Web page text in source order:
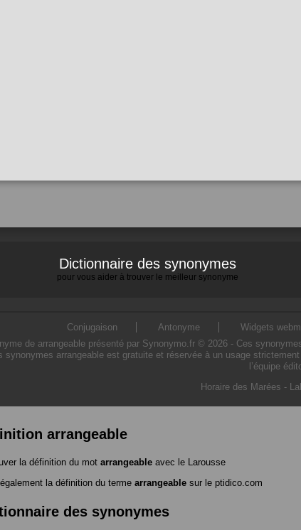
Dictionnaire des synonymes
pour vous aider à trouver le meilleur synonyme
Conjugaison Antonyme Widgets
de arrangeable présenté par Synonymo.fr © 2026 - Ces
synonymes arrangeable est gratuite et réservée à un usage
l’équipe
Horaire des Marées -
arrangeable
la définition du mot arrangeable avec le Larousse
la définition du terme arrangeable sur le ptidico.com
des synonymes